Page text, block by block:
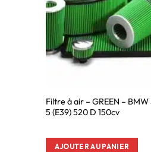
Filtre à air – GREEN – BMW
5 (E39) 520 D 150cv
AJOUTER AU PANIER